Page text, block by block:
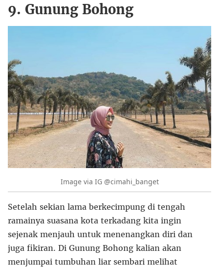
9. Gunung Bohong
Image via IG @cimahi_banget
Setelah sekian lama berkecimpung di tengah
ramainya suasana kota terkadang kita ingin
sejenak menjauh untuk menenangkan diri dan
juga fikiran. Di Gunung Bohong kalian akan
menjumpai tumbuhan liar sembari melihat